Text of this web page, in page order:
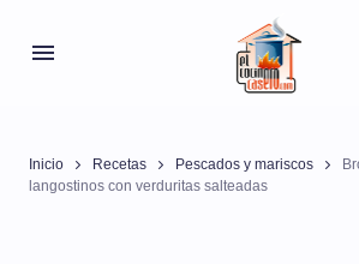
Inicio Recetas Pescados y mariscos
langostinos con verduritas salteadas